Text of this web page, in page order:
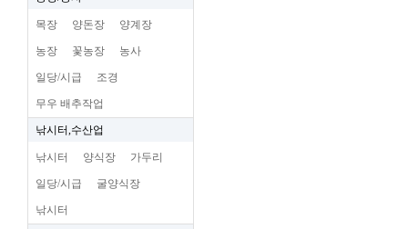
목장 양돈장 양계장
농장 꽃농장 농사
일당/시급 조경
무우 배추작업
낚시터,수산업
낚시터 양식장 가두리
일당/시급 굴양식장
낚시터